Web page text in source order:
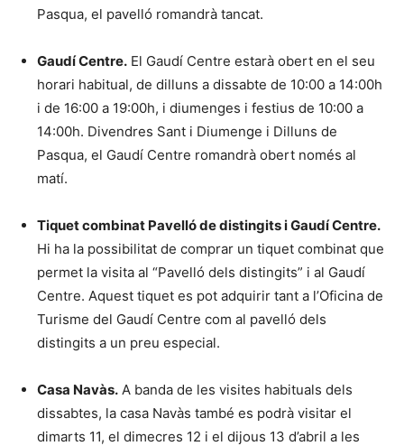
Pasqua, el pavelló romandrà tancat.
Gaudí Centre. El Gaudí Centre estarà obert en el seu
horari habitual, de dilluns a dissabte de 10:00 a 14:00h
i de 16:00 a 19:00h, i diumenges i festius de 10:00 a
14:00h. Divendres Sant i Diumenge i Dilluns de
Pasqua, el Gaudí Centre romandrà obert només al
matí.
Tiquet combinat Pavelló de distingits i Gaudí Centre.
Hi ha la possibilitat de comprar un tiquet combinat que
permet la visita al “Pavelló dels distingits” i al Gaudí
Centre. Aquest tiquet es pot adquirir tant a l’Oficina de
Turisme del Gaudí Centre com al pavelló dels
distingits a un preu especial.
Casa Navàs. A banda de les visites habituals dels
dissabtes, la casa Navàs també es podrà visitar el
dimarts 11, el dimecres 12 i el dijous 13 d’abril a les